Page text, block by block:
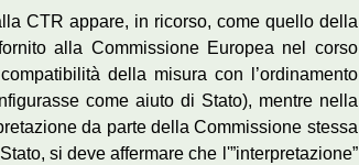
CTR appare, in ricorso, come quello della
alla Commissione Europea nel corso
della misura con l’ordinamento
come aiuto di Stato), mentre nella
da parte della Commissione stessa
si deve affermare che l'”interpretazione”